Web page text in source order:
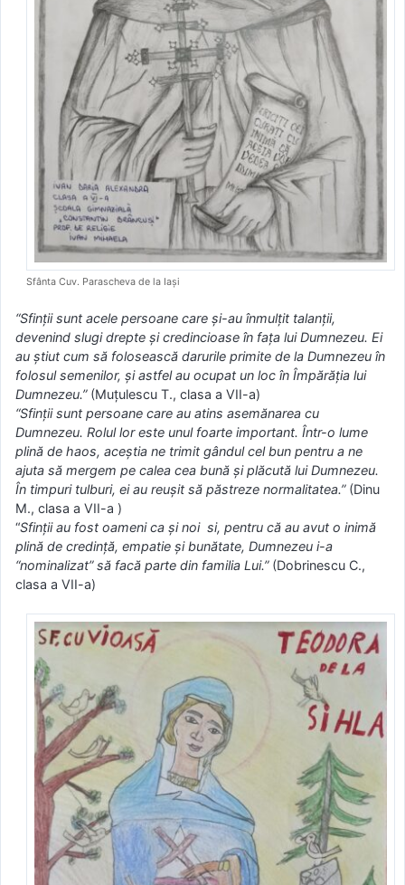
Sfânta Cuv. Parascheva de la Iași
“Sfinţii sunt acele persoane care şi-au înmulţit talanţii,
devenind slugi drepte şi credincioase în faţa lui Dumnezeu. Ei
au ştiut cum să folosească darurile primite de la Dumnezeu în
folosul semenilor, şi astfel au ocupat un loc în Împărăţia lui
Dumnezeu.” (Muţulescu T., clasa a VII-a)
“Sfinţii sunt persoane care au atins asemănarea cu
Dumnezeu. Rolul lor este unul foarte important. Într-o lume
plină de haos, aceştia ne trimit gândul cel bun pentru a ne
ajuta să mergem pe calea cea bună şi plăcută lui Dumnezeu.
În timpuri tulburi, ei au reuşit să păstreze normalitatea.”(Dinu
M., clasa a VII-a )
“Sfinţii au fost oameni ca şi noi si, pentru că au avut o inimă
plină de credinţă, empatie şi bunătate, Dumnezeu i-a
“nominalizat” să facă parte din familia Lui.”(Dobrinescu C.,
clasa a VII-a)